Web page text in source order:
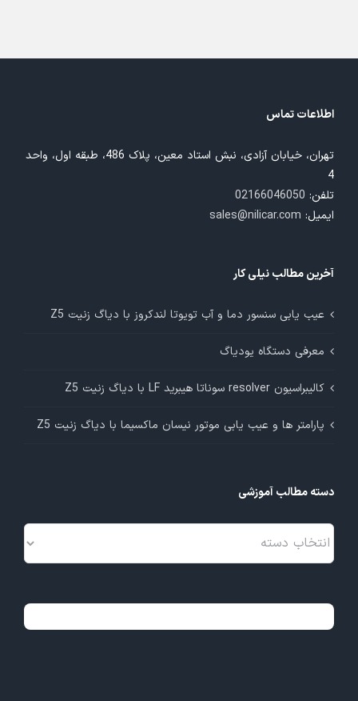
اطلاعات تماس
تهران، خیابان آزادی، نبش استاد معین، پلاک 486، طبقه اول، واحد
4
تلفن: 02166046050
ایمیل: sales@nilicar.com
آخرین مطالب نیلی کار
عیب یابی سنسور دما و آب تویوتا لندکروز با دیاگ زنیت Z5
معرفی دستگاه یودیاگ
کالیبراسیون resolver سوناتا هیبرید LF با دیاگ زنیت Z5
پارامتر ها و عیب یابی موتور نیسان ماکسیما با دیاگ زنیت Z5
دسته مطالب آموزشی
دسته